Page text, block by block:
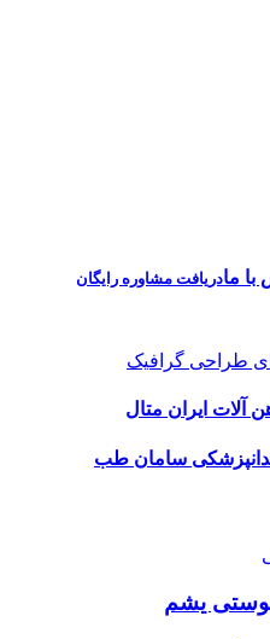
با مادریافت مشاوره رایگان
طراحی گرافیک
آلات ایران متال
سامان طب
یشم